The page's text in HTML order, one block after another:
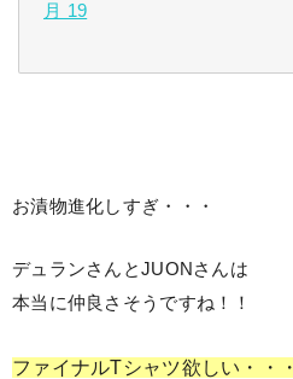
月 19
お漬物進化しすぎ・・・
デュランさんとJUONさんは
本当に仲良さそうですね！！
ファイナルTシャツ欲しい・・・